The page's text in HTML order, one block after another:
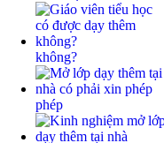
không?
phép